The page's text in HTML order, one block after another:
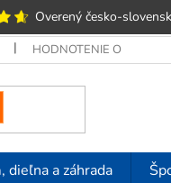
Overený česko-
HODNOTENIE OBCHODU
dieľna a záhrada